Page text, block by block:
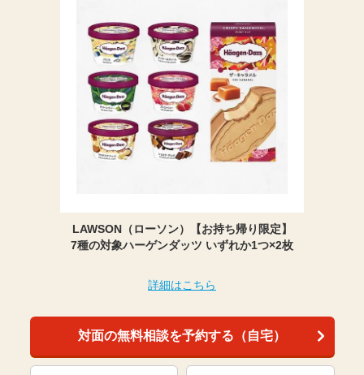
LAWSON（ローソン）【お持ち帰り限定】
7種の対象ハーゲンダッツ いずれか1つ×2枚
詳細はこちら
対面の無料相談を予約する（自宅）